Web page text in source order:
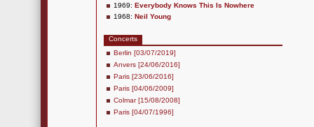
1969: Everybody Knows This Is Nowhere
1968: Neil Young
Concerts
Berlin [03/07/2019]
Anvers [24/06/2016]
Paris [23/06/2016]
Paris [04/06/2009]
Colmar [15/08/2008]
Paris [04/07/1996]